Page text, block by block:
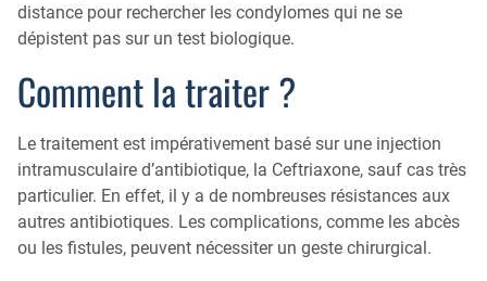
distance pour rechercher les condylomes qui ne se
dépistent pas sur un test biologique.
Comment la traiter ?
Le traitement est impérativement basé sur une injection
intramusculaire d’antibiotique, la Ceftriaxone, sauf cas très
particulier. En effet, il y a de nombreuses résistances aux
autres antibiotiques. Les complications, comme les abcès
ou les fistules, peuvent nécessiter un geste chirurgical.